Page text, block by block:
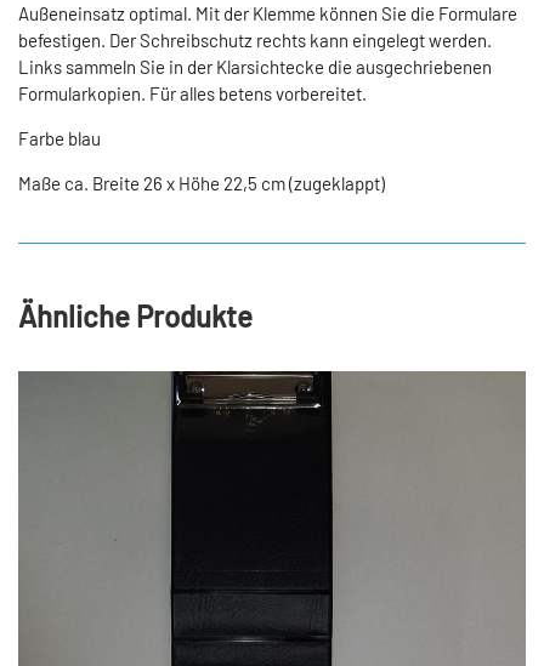
Außeneinsatz optimal. Mit der Klemme können Sie die Formulare
befestigen. Der Schreibschutz rechts kann eingelegt werden.
Links sammeln Sie in der Klarsichtecke die ausgechriebenen
Formularkopien. Für alles betens vorbereitet.
Farbe blau
Maße ca. Breite 26 x Höhe 22,5 cm (zugeklappt)
Ähnliche Produkte